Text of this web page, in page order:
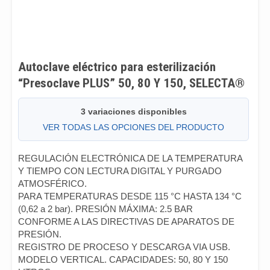
Autoclave eléctrico para esterilización
“Presoclave PLUS” 50, 80 Y 150, SELECTA®
3 variaciones disponibles
VER TODAS LAS OPCIONES DEL PRODUCTO
REGULACIÓN ELECTRÓNICA DE LA TEMPERATURA
Y TIEMPO CON LECTURA DIGITAL Y PURGADO
ATMOSFÉRICO.
PARA TEMPERATURAS DESDE 115 °C HASTA 134 °C
(0,62 a 2 bar). PRESIÓN MÁXIMA: 2.5 BAR
CONFORME A LAS DIRECTIVAS DE APARATOS DE
PRESIÓN.
REGISTRO DE PROCESO Y DESCARGA VIA USB.
MODELO VERTICAL. CAPACIDADES: 50, 80 Y 150